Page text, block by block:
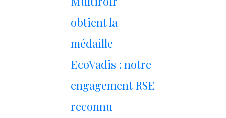
obtient la
médaille
EcoVadis : notre
engagement RSE
reconnu